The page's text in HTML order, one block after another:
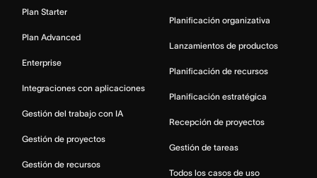
Plan Starter
Plan Advanced
Enterprise
Integraciones con aplicaciones
Gestión del trabajo con IA
Gestión de proyectos
Gestión de recursos
Planificación organizativa
Lanzamientos de productos
Planificación de recursos
Planificación estratégica
Recepción de proyectos
Gestión de tareas
Todos los casos de uso